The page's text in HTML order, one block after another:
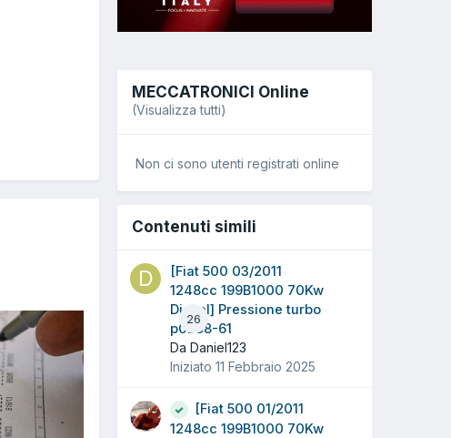
MECCATRONICI Online
(Visualizza tutti)
Non ci sono utenti registrati online
Contenuti simili
26
[Fiat 500 03/2011
1248cc 199B1000 70Kw
Diesel] Pressione turbo
p0238-61
Da Daniel123
Iniziato 11 Febbraio 2025
[Fiat 500 01/2011
1248cc 199B1000 70Kw